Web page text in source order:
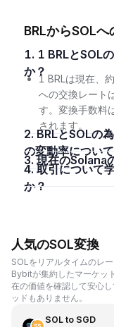
BRLからSOL
1. 1 BRLとSOLの現在の為替レートはいくらです
か？
1 BRLは現在、
への交換レート
す。変換手数料
されます。
2. BRLとSOLの為替レートにおける、過去24時間
の変動率につい
3. 現在の
4. 取引について学ぶための資料はどこにあります
か？
人気のSOL変換
SOLをリアルタイムのレ
Bybitが集約したマーケッ
在の価値を確認して安心
ッドもありません。
SOLto SGD